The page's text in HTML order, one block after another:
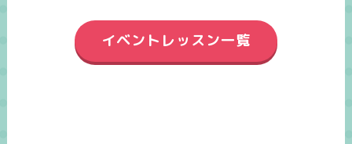
イベントレッスン一覧